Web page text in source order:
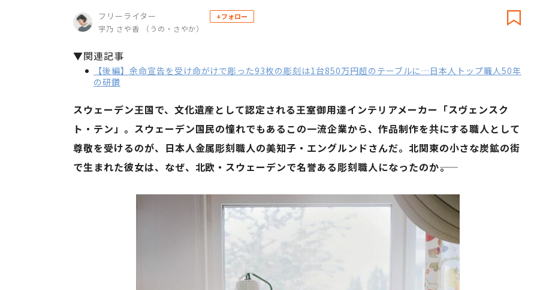
フリーライター
宇乃 さや香 （うの・さやか）
+フォロー
▼関連記事
【後編】余命宣告を受け命がけで彫った93枚の彫刻は1台850万円超のテーブルに…日本人トップ職人50年
の研鑽
スウェーデン王国で、文化遺産として認定される王室御用達インテリアメーカー「スヴェンスク
ト・テン」。スウェーデン国民の憧れでもあるこの一流企業から、作品制作を共にする職人として
尊敬を受けるのが、日本人金属彫刻職人の美知子・エングルンドさんだ。北関東の小さな炭鉱の街
で生まれた彼女は、なぜ、北欧・スウェーデンで名誉ある彫刻職人になったのか――。